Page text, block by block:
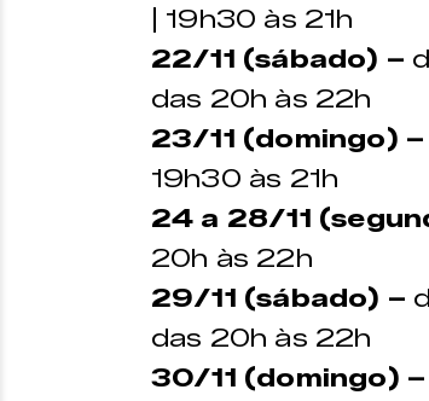
| 19h30 às 21h
22/11 (sábado) –
das 20h às 22h
23/11 (domingo) –
19h30 às 21h
24 a 28/11
20h às 22h
29/11 (sábado) –
das 20h às 22h
30/11 (domingo) –